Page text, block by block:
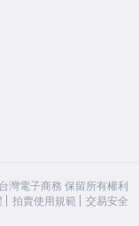
灣電子商務 保留所有權利
拍賣使用規範 交易安全